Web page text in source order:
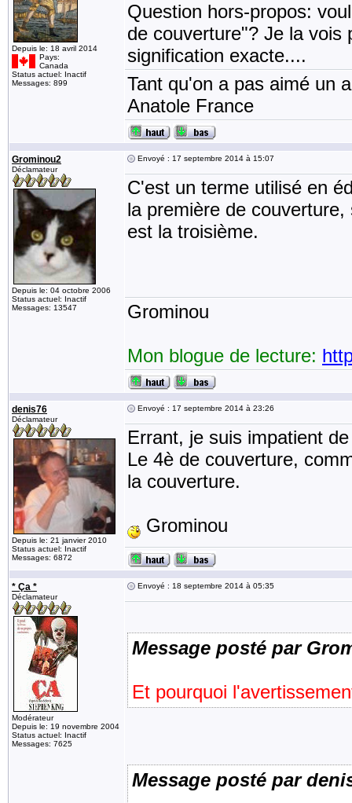
Depuis le: 18 avril 2014
Pays:
Canada
Status actuel: Inactif
Messages: 899
Question hors-propos:
de couverture"? Je la vois
signification exacte....
Tant qu'on a pas aimé un
Anatole France
Grominou2
Déclamateur
Depuis le: 04 octobre 2006
Status actuel: Inactif
Messages: 13547
Envoyé : 17 septembre 2014 à 15:07
C'est un terme utilisé en
la première de
est la troisième.
Grominou
Mon blogue de lecture:
denis76
Déclamateur
Depuis le: 21 janvier 2010
Status actuel: Inactif
Messages: 6872
Envoyé : 17 septembre 2014 à 23:26
Errant, je suis impatient
Le 4è de couverture,
la couverture.
Grominou
* Ça *
Déclamateur
Modérateur
Depuis le: 19 novembre 2004
Status actuel: Inactif
Messages: 7625
Envoyé : 18 septembre 2014 à 05:35
Message posté par
Et pourquoi
Message posté par